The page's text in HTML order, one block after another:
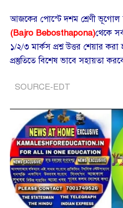
আজকের পোস্টে দশম শ্রেণী ভূগোল
(Bajro Bebosthapona)থেকে
১/২/৩ মার্কস প্রশ্ন উত্তর শেয়ার
প্রস্তুতিতে বিশেষ ভাবে সহায়তা
SOURCE-EDT